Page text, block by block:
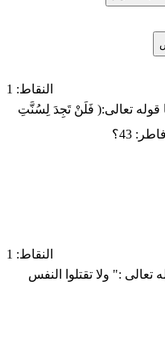
النقاط: 1
قوله تعالى:( فَلَنْ تَجِدَ لِسُنَّتِ
43؟
النقاط: 1
:" ولا تقتلوا النفس